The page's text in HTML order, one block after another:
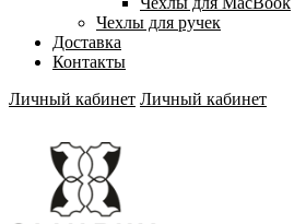
Чехлы для ручек
Доставка
Контакты
Личный кабинет Личный кабинет